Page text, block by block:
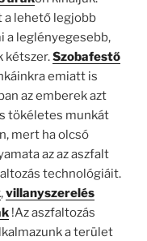
a lehető legjobb
a leglényegesebb,
kétszer.Szobafestő
emiatt is
az emberek azt
tökéletes munkát
mert ha olcsó
az az aszfalt
technológiáit.
,villanyszerelés
!Az aszfaltozás
a terület